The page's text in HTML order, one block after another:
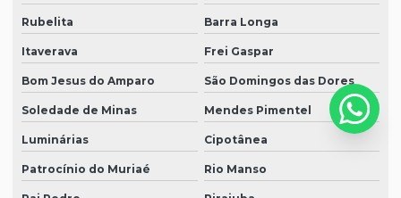
Rubelita Barra Longa
Itaverava Frei Gaspar
Bom Jesus do Amparo São Domingos das Dores
Soledade de Minas Mendes Pimentel
Luminárias Cipotânea
Patrocínio do Muriaé Rio Manso